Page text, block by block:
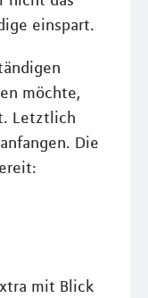
einspart.
möchte,
Letztlich
Die
mit Blick